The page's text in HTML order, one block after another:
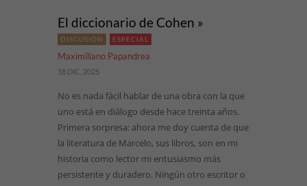
El diccionario de Cohen »
DISCUSIÓN ESPECIAL
Maximiliano Papandrea
18 DIC, 2025
No es nada fácil hablar de una obra con la que
uno está en diálogo desde hace treinta años.
Primera sorpresa: ahora me doy cuenta de que
la literatura de Marcelo, sus libros, son en mi
historia como lector mi entusiasmo más
persistente y duradero. Ningún otro escritor o